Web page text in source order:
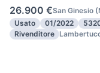
26.900 €San Ginesio (
Usato
01/2022
Rivenditore